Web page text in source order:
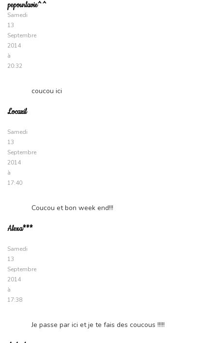
pepourlavie^^
Samedi
13
Septembre
2014
à
20:32
Locazil
Samedi
13
Septembre
2014
à
17:40
coucou ici
Alexa***
Samedi
13
Septembre
2014
à
17:38
Coucou et bon week end!!!
Je passe par ici et je te fais des coucous !!!!!